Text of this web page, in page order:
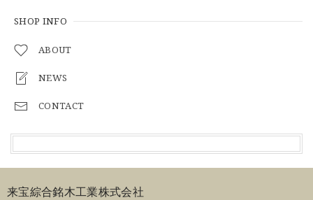
SHOP INFO
ABOUT
NEWS
CONTACT
来宝綜合銘木工業株式会社